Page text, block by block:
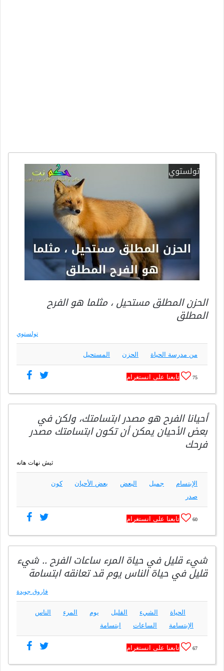
الحزن المطلق مستحيل ، مثلما هو الفرح
المطلق
تولستوي
من مدرسة الحياة الحزن المستحيل
75 تابعنا على انستغرام
أحيانا الفرح هو مصدر ابتسامتك، ولكن في
بعض الأحيان يمكن أن تكون ابتسامتك مصدر
فرحك
ثيش نهات هانه
الإبتسام جميل البعض بعض الأحيان
كون
صدر
60 تابعنا على انستغرام
شيء قليل في حياة المرء ساعات الفرح .. شيء
قليل في حياة الناس يوم قد تعانقه ابتسامة
فاروق جويدة
الحياة الشيء القليل يوم المرء
الناس
الإبتسامة
الساعات ابتسامة
67 تابعنا على انستغرام